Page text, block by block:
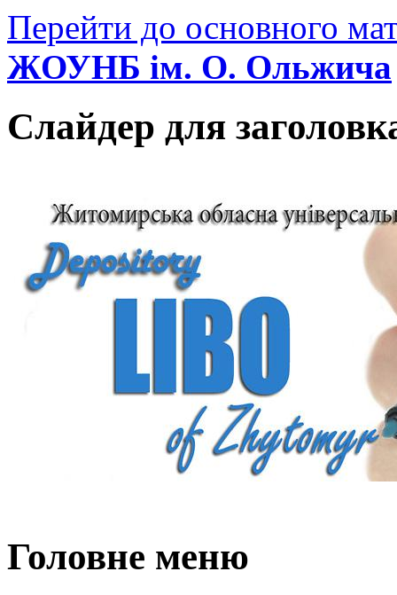
Перейти до основного
ЖОУНБ ім. О. Ольжича
Слайдер для
Головне меню